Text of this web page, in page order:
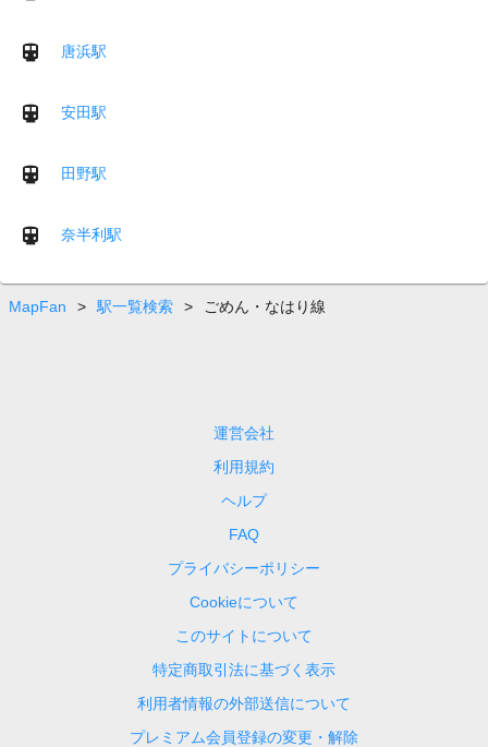
唐浜駅
安田駅
田野駅
奈半利駅
MapFan > 駅一覧検索 > ごめん・なはり線
運営会社
利用規約
ヘルプ
FAQ
プライバシーポリシー
Cookieについて
このサイトについて
特定商取引法に基づく表示
利用者情報の外部送信について
プレミアム会員登録の変更・解除